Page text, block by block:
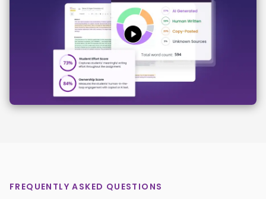
FREQUENTLY ASKED QUESTIONS